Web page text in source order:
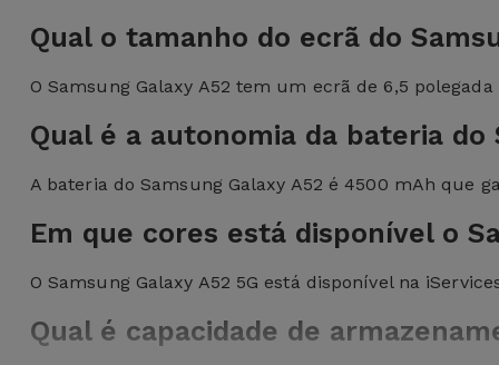
Qual o tamanho do ecrã do
O Samsung Galaxy A52 tem um ecrã de 6,5 polegada
Qual é a autonomia da bateria do
A bateria do Samsung Galaxy A52 é 4500 mAh que
Em que cores está disponível o
O Samsung Galaxy A52 5G está disponível na
Qual é capacidade de